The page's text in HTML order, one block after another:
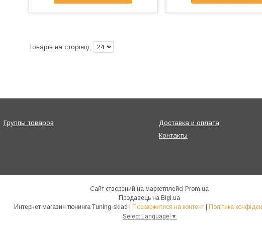
Группы товаров
Доставка и оплата
Контакты
Сайт створений на маркетплейсі Prom.ua
Продавець на Bigl.ua
Поскаржитися на контент
Політика
Select Language ▼